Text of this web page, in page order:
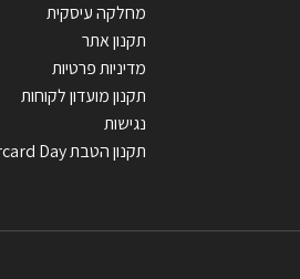
מחלקה עיסקית
תקנון אתר
מדיניות פרטיות
תקנון מועדון לקוחות
נגישות
תקנון הטבת Mastercard Day